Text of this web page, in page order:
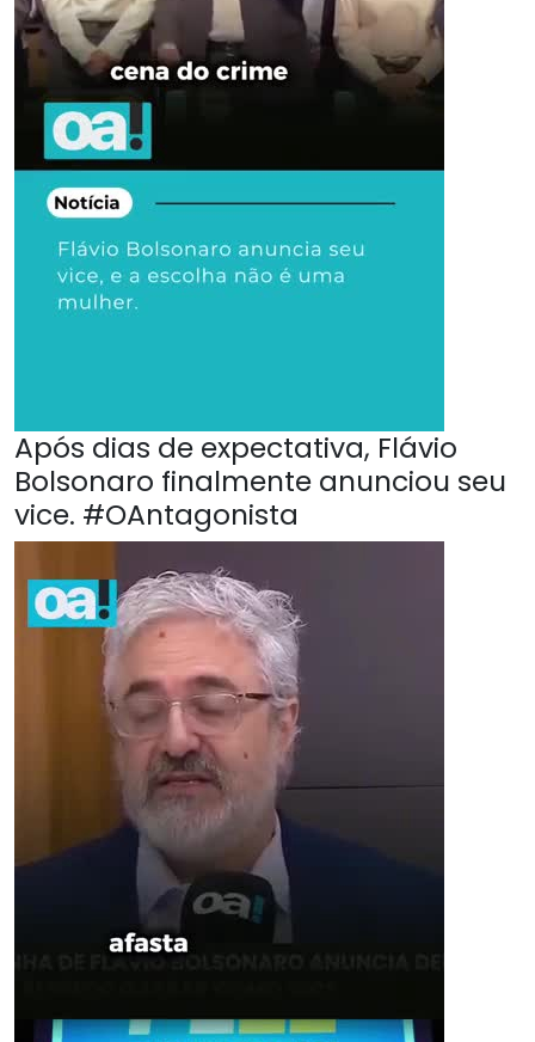
Após dias de expectativa, Flávio
Bolsonaro finalmente anunciou seu
vice. #OAntagonista